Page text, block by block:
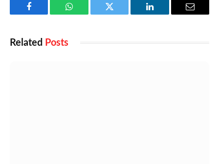
Facebook WhatsApp Twitter LinkedIn Email
Related Posts